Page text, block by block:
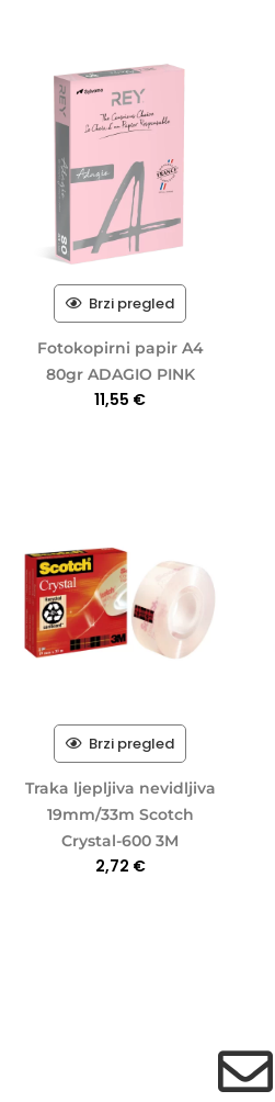
Brzi pregled
Fotokopirni papir A4
80gr ADAGIO PINK
11,55 €
Brzi pregled
Traka ljepljiva nevidljiva
19mm/33m Scotch
Crystal-600 3M
2,72 €